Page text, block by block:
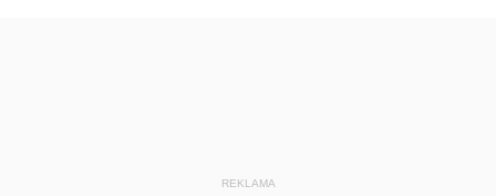
REKLAMA